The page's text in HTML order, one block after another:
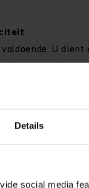
Details
social media
U
dat u twee
van de batterij
om schade